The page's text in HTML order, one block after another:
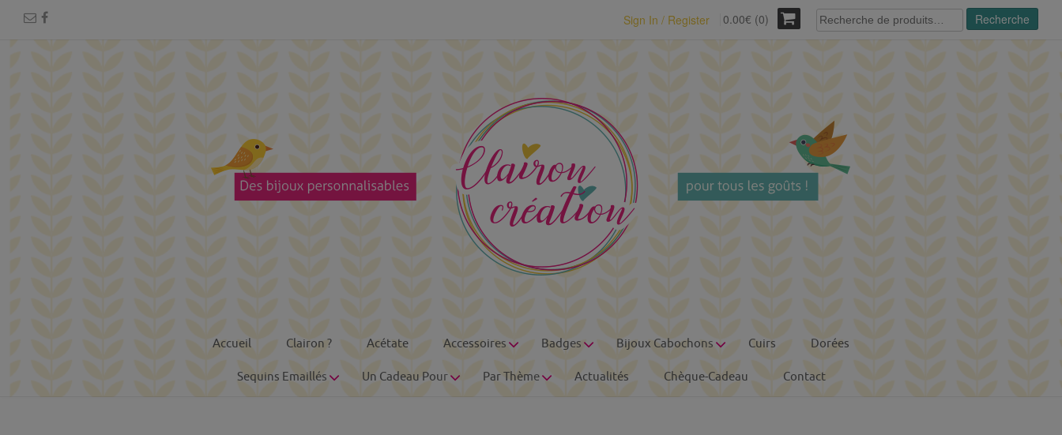
Sign In / Register 0.00€ (0)
Recherche
pour :
Recherche
Accueil Clairon ? Acétate Accessoires Badges Bijoux Cabochons Cuirs Dorées
Sequins Emaillés Un Cadeau Pour Par Thème Actualités Chèque-Cadeau Contact